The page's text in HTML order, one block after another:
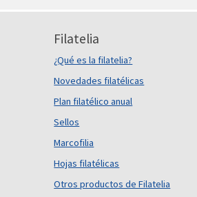
Filatelia
¿Qué es la filatelia?
Novedades filatélicas
Plan filatélico anual
Sellos
Marcofilia
Hojas filatélicas
Otros productos de Filatelia